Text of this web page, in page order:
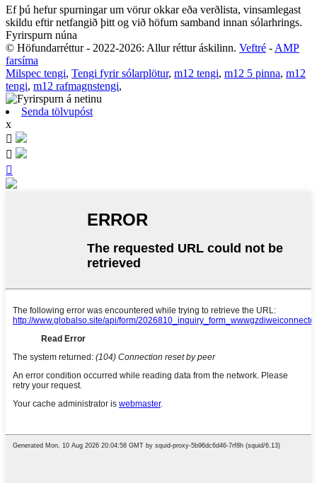
Ef þú hefur spurningar um vörur okkar eða verðlista, vinsamlegast
skildu eftir netfangið þitt og við höfum samband innan sólarhrings.
Fyrirspurn núna
© Höfundarréttur - 2022-2026: Allur réttur áskilinn. Veftré -AMP
farsíma
Milspec tengi, Tengi fyrir sólarplötur, m12 tengi, m12 5 pinna, m12
tengi, m12 rafmagnstengi,
Senda tölvupóst
x


